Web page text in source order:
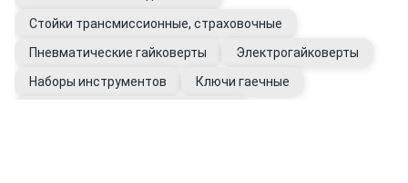
Стойки трансмиссионные, страховочные
Пневматические гайковерты
Электрогайковерты
Наборы инструментов
Ключи гаечные